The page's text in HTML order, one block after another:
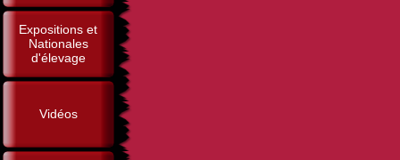
Expositions et
Nationales
d'élevage
Vidéos